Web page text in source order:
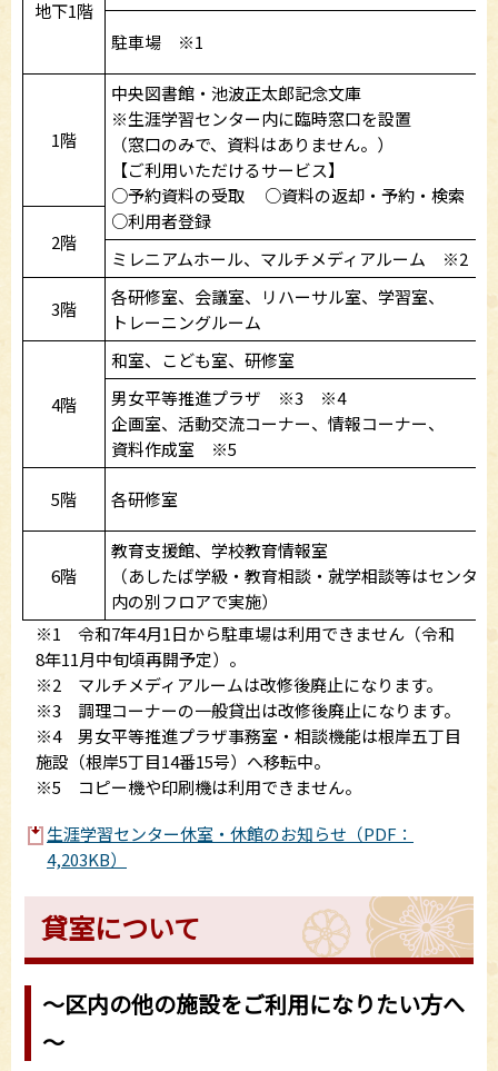
地下1階
駐車場 ※1
1階
中央図書館・池波正太郎記念文庫
※生涯学習センター内に臨時窓口を設置
（窓口のみで、資料はありません。）
【ご利用いただけるサービス】
○予約資料の受取 ○資料の返却・予約・検索
○利用者登録
2階
ミレニアムホール、マルチメディアルーム ※2
3階
各研修室、会議室、リハーサル室、学習室、
トレーニングルーム
4階
和室、こども室、研修室
男女平等推進プラザ ※3 ※4
企画室、活動交流コーナー、情報コーナー、
資料作成室 ※5
5階 各研修室
6階
教育支援館、学校教育情報室
（あしたば学級・教育相談・就学相談等はセンター
内の別フロアで実施）
※1 令和7年4月1日から駐車場は利用できません（令和
8年11月中旬頃再開予定）。
※2 マルチメディアルームは改修後廃止になります。
※3 調理コーナーの一般貸出は改修後廃止になります。
※4 男女平等推進プラザ事務室・相談機能は根岸五丁目
施設（根岸5丁目14番15号）へ移転中。
※5 コピー機や印刷機は利用できません。
生涯学習センター休室・休館のお知らせ（PDF：
4,203KB）
貸室について
～区内の他の施設をご利用になりたい方へ
～